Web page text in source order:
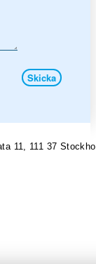
11, 111 37